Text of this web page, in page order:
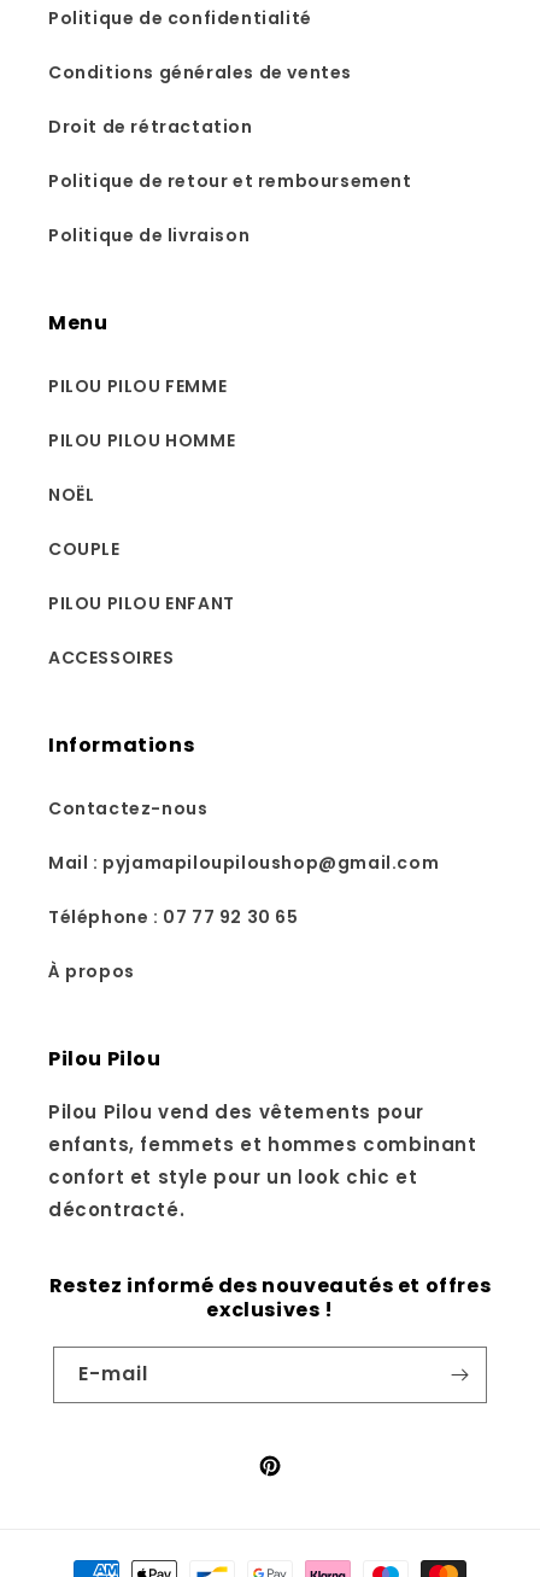
Politique de confidentialité
Conditions générales de ventes
Droit de rétractation
Politique de retour et remboursement
Politique de livraison
Menu
PILOU PILOU FEMME
PILOU PILOU HOMME
NOËL
COUPLE
PILOU PILOU ENFANT
ACCESSOIRES
Informations
Contactez-nous
Mail : pyjamapiloupiloushop@gmail.com
Téléphone : 07 77 92 30 65
À propos
Pilou Pilou
Pilou Pilou vend des vêtements pour
enfants, femmets et hommes combinant
confort et style pour un look chic et
décontracté.
Restez informé des nouveautés et offres
exclusives !
E-mail
Pinterest
Moyens